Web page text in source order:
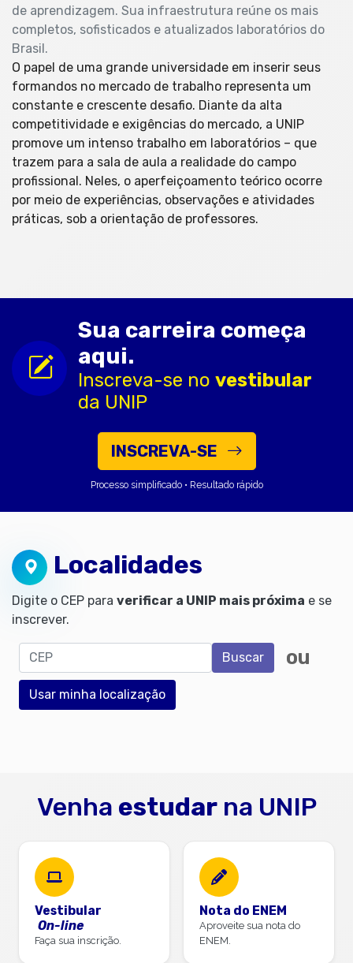
de aprendizagem. Sua infraestrutura reúne os mais
completos, sofisticados e atualizados laboratórios do
Brasil.
O papel de uma grande universidade em inserir seus
formandos no mercado de trabalho representa um
constante e crescente desafio. Diante da alta
competitividade e exigências do mercado, a UNIP
promove um intenso trabalho em laboratórios – que
trazem para a sala de aula a realidade do campo
profissional. Neles, o aperfeiçoamento teórico ocorre
por meio de experiências, observações e atividades
práticas, sob a orientação de professores.
Sua carreira começa
aqui.
Inscreva-se no vestibular
da UNIP
INSCREVA-SE
Processo simplificado • Resultado rápido
Localidades
Digite o CEP para verificar a UNIP mais próxima e se
inscrever.
CEP Buscar ou
Usar minha localização
Venha estudarna UNIP
Vestibular
On-line
Faça sua inscrição.
Nota do ENEM
Aproveite sua nota do
ENEM.